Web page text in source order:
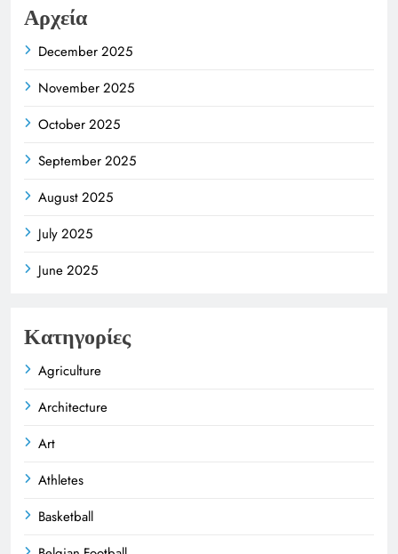
Αρχεία
December 2025
November 2025
October 2025
September 2025
August 2025
July 2025
June 2025
Κατηγορίες
Agriculture
Architecture
Art
Athletes
Basketball